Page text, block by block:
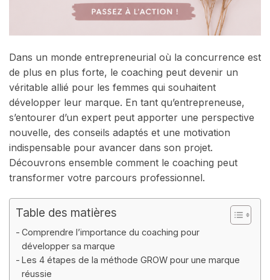
Dans un monde entrepreneurial où la concurrence est
de plus en plus forte, le coaching peut devenir un
véritable allié pour les femmes qui souhaitent
développer leur marque. En tant qu’entrepreneuse,
s’entourer d’un expert peut apporter une perspective
nouvelle, des conseils adaptés et une motivation
indispensable pour avancer dans son projet.
Découvrons ensemble comment le coaching peut
transformer votre parcours professionnel.
Table des matières
Comprendre l’importance du coaching pour
développer sa marque
Les 4 étapes de la méthode GROW pour une marque
réussie